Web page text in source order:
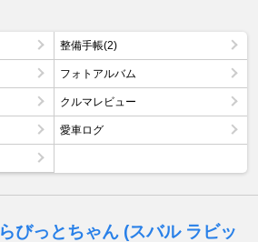
整備手帳(2)
フォトアルバム
クルマレビュー
愛車ログ
らびっとちゃん (スバル ラビッ